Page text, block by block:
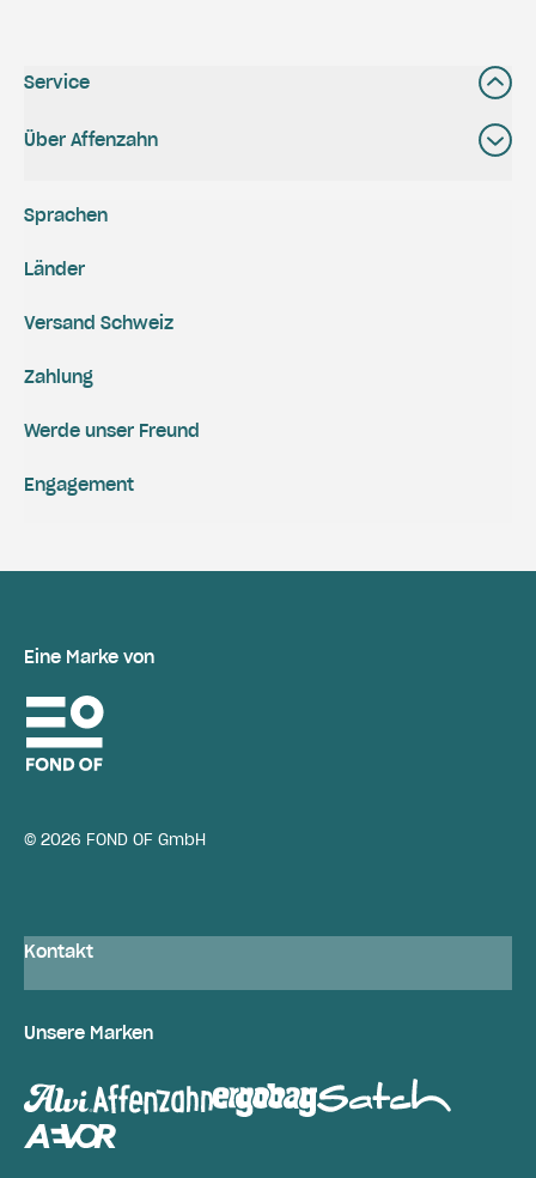
Service
Über Affenzahn
Versand Schweiz
Zahlung
Engagement
Werde unser Freund
Sprachen
Länder
Eine Marke von
© 2026 FOND OF GmbH
Kontakt
Unsere Marken